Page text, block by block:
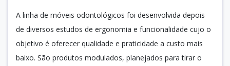
A linha de móveis odontológicos foi desenvolvida depois
de diversos estudos de ergonomia e funcionalidade cujo o
objetivo é oferecer qualidade e praticidade a custo mais
baixo. São produtos modulados, planejados para tirar o